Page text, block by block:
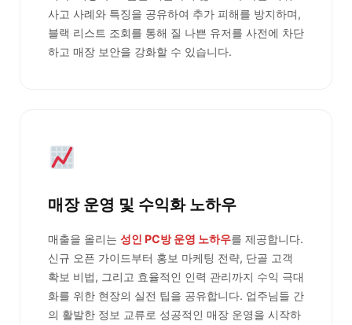
사고 사례와 특징을 공유하여 추가 피해를 방지하며,
블랙 리스트 조회를 통해 질 나쁜 유저를 사전에 차단
하고 매장 보안을 강화할 수 있습니다.
매장 운영 및 수익화 노하우
매출을 올리는 성인 PC방 운영 노하우를 제공합니다.
신규 오픈 가이드부터 홍보 마케팅 전략, 단골 고객
확보 비법, 그리고 효율적인 인력 관리까지 수익 극대
화를 위한 현장의 실전 팁을 공유합니다. 업주님들 간
의 활발한 정보 교류로 성공적인 매장 운영을 시작하